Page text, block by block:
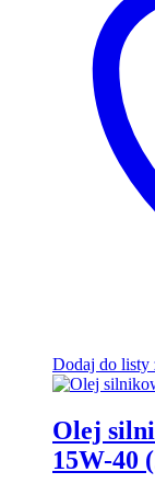
Dodaj do listy
Оlej
15W-40